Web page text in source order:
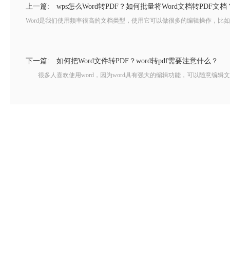
上一篇: wps怎么Word转PDF？如何批量将Word文档转PDF文档
Word是我们使用频率很高的文档类型，使用它可以做很多的编辑操作，
下一篇: 如何把Word文件转PDF？word转pdf需要注意什么？
很多人喜欢使用word，因为word具有强大的编辑功能，可以随意编辑